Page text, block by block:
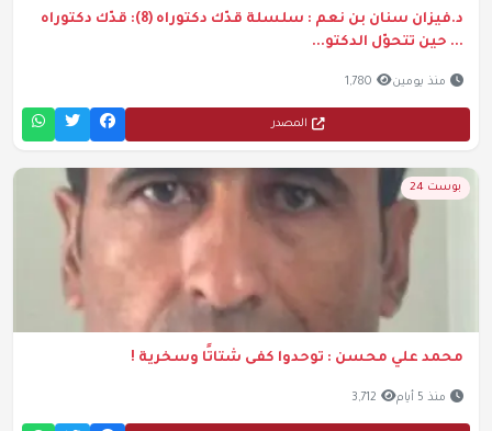
د.فيزان سنان بن نعم : سلسلة قدّك دكتوراه (8): قدّك دكتوراه
... حين تتحوّل الدكتو...
منذ يومين 1,780
المصدر
بوست 24
محمد علي محسن : توحدوا كفى شتاتًا وسخرية !
منذ 5 أيام 3,712